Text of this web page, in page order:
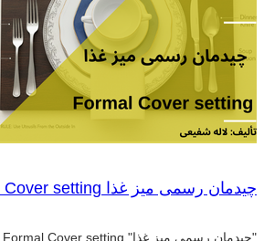
چیدمان رسمی میز غذا Formal Cover setting